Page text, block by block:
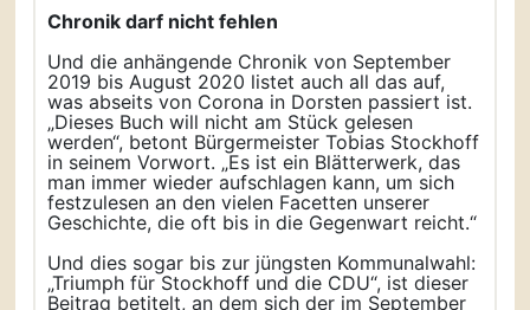
Chronik darf nicht fehlen
Und die anhängende Chronik von September
2019 bis August 2020 listet auch all das auf,
was abseits von Corona in Dorsten passiert ist.
„Dieses Buch will nicht am Stück gelesen
werden“, betont Bürgermeister Tobias Stockhoff
in seinem Vorwort. „Es ist ein Blätterwerk, das
man immer wieder aufschlagen kann, um sich
festzulesen an den vielen Facetten unserer
Geschichte, die oft bis in die Gegenwart reicht.“
Und dies sogar bis zur jüngsten Kommunalwahl:
„Triumph für Stockhoff und die CDU“, ist dieser
Beitrag betitelt, an dem sich der im September